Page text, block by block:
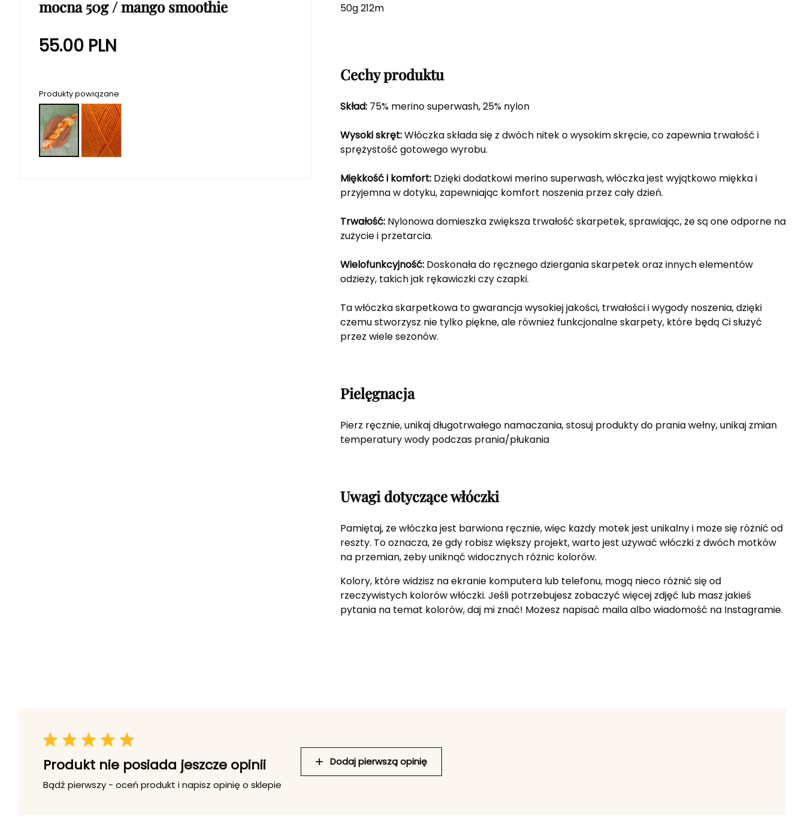
mocna 50g / mango smoothie
55.00 PLN
Produkty powiązane
50g 212m
Cechy produktu
Skład: 75% merino superwash, 25% nylon
Wysoki skręt:Włóczka składa się z dwóch nitek o wysokim skręcie, co zapewnia trwałość i
sprężystość gotowego wyrobu.
Miękkość i komfort: Dzięki dodatkowi merino superwash, włóczka jest wyjątkowo miękka i
przyjemna w dotyku, zapewniając komfort noszenia przez cały dzień.
Trwałość: Nylonowa domieszka zwiększa trwałość skarpetek, sprawiając, że są one odporne na
zużycie i przetarcia.
Wielofunkcyjność: Doskonała do ręcznego dziergania skarpetek oraz innych elementów
odzieży, takich jak rękawiczki czy czapki.
Ta włóczka skarpetkowa to gwarancja wysokiej jakości, trwałości i wygody noszenia, dzięki
czemu stworzysz nie tylko piękne, ale również funkcjonalne skarpety, które będą Ci służyć
przez wiele sezonów.
Pielęgnacja
Pierz ręcznie, unikaj długotrwałego namaczania, stosuj produkty do prania wełny, unikaj zmian
temperatury wody podczas prania/płukania
Uwagi dotyczące włóczki
Pamiętaj, że włóczka jest barwiona ręcznie, więc każdy motek jest unikalny i może się różnić od
reszty. To oznacza, że gdy robisz większy projekt, warto jest używać włóczki z dwóch motków
na przemian, żeby uniknąć widocznych różnic kolorów.
Kolory, które widzisz na ekranie komputera lub telefonu, mogą nieco różnić się od
rzeczywistych kolorów włóczki. Jeśli potrzebujesz zobaczyć więcej zdjęć lub masz jakieś
pytania na temat kolorów, daj mi znać! Możesz napisać maila albo wiadomość na Instagramie.
Produkt nie posiada jeszcze opinii
Bądź pierwszy - oceń produkt i napisz opinię o sklepie
Dodaj pierwszą opinię